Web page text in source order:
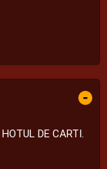
-
DE CARTI.